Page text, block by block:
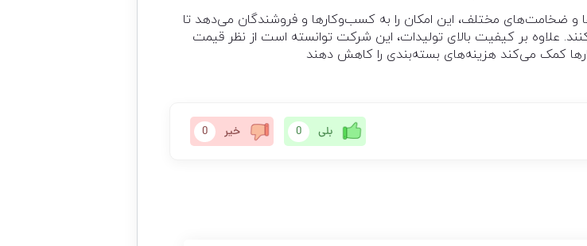
و ضخامت‌های مختلف، این امکان را به کسب‌وکارها و فروشندگان می‌دهد تا
علاوه بر کیفیت بالای تولیدات، این شرکت توانسته است از نظر قیمت
کمک می‌کند هزینه‌های بسته‌بندی را کاهش دهند
بلی 0 خیر 0